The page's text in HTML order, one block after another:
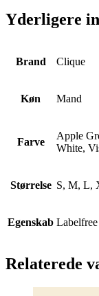
Yderligere
Brand Clique
Køn Mand
Farve
Apple
White,
Størrelse S, M, L,
Egenskab Labelfree
Relaterede